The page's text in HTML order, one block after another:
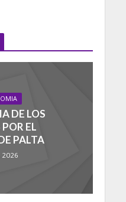
DE LOS
EL
PALTA
2026